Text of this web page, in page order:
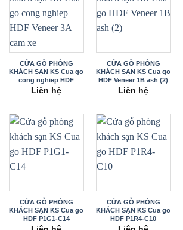
CỬA GỖ PHÒNG
KHÁCH SẠN KS Cua go
cong nghiep HDF
Veneer 3A
Liên hệ
CỬA GỖ PHÒNG
KHÁCH SẠN KS Cua go
HDF Veneer 1B ash (2)
Liên hệ
CỬA GỖ PHÒNG
KHÁCH SẠN KS Cua go
HDF P1G1-C14
CỬA GỖ PHÒNG
KHÁCH SẠN KS Cua go
HDF P1R4-C10